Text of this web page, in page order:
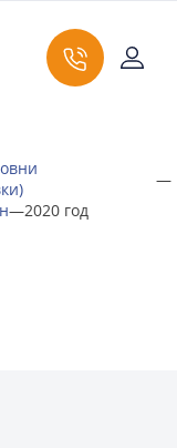
—
—2020 год